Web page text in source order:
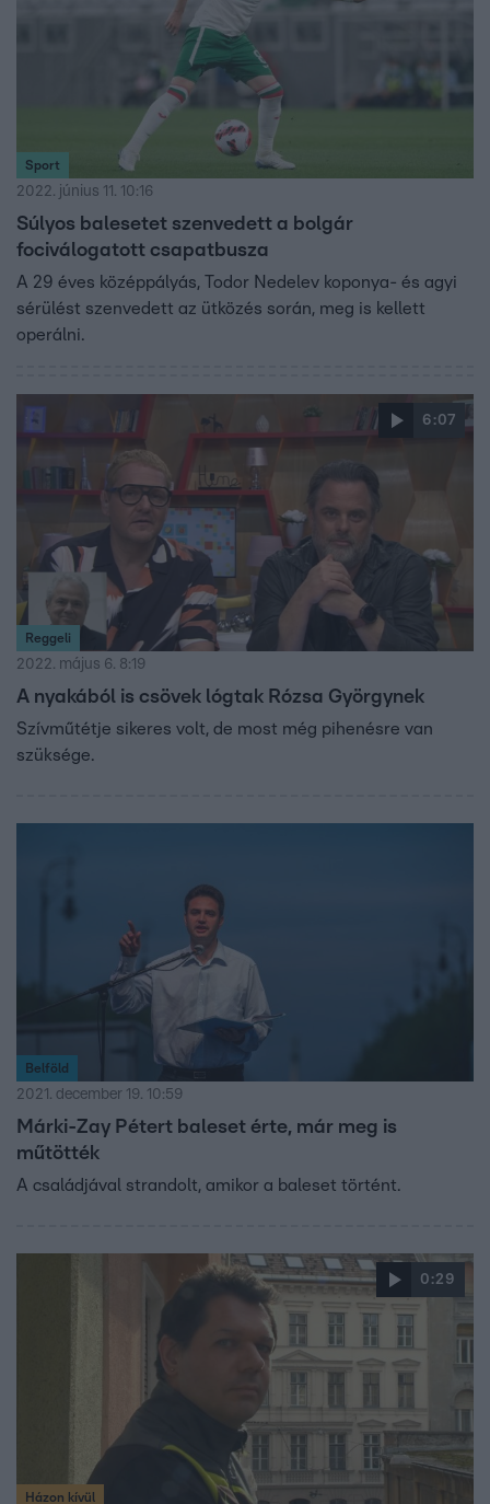
Sport
2022. június 11. 10:16
Súlyos balesetet szenvedett a bolgár
fociválogatott csapatbusza
A 29 éves középpályás, Todor Nedelev koponya- és agyi
sérülést szenvedett az ütközés során, meg is kellett
operálni.
6:07
Reggeli
2022. május 6. 8:19
A nyakából is csövek lógtak Rózsa Györgynek
Szívműtétje sikeres volt, de most még pihenésre van
szüksége.
Belföld
2021. december 19. 10:59
Márki-Zay Pétert baleset érte, már meg is
műtötték
A családjával strandolt, amikor a baleset történt.
0:29
Házon kívül